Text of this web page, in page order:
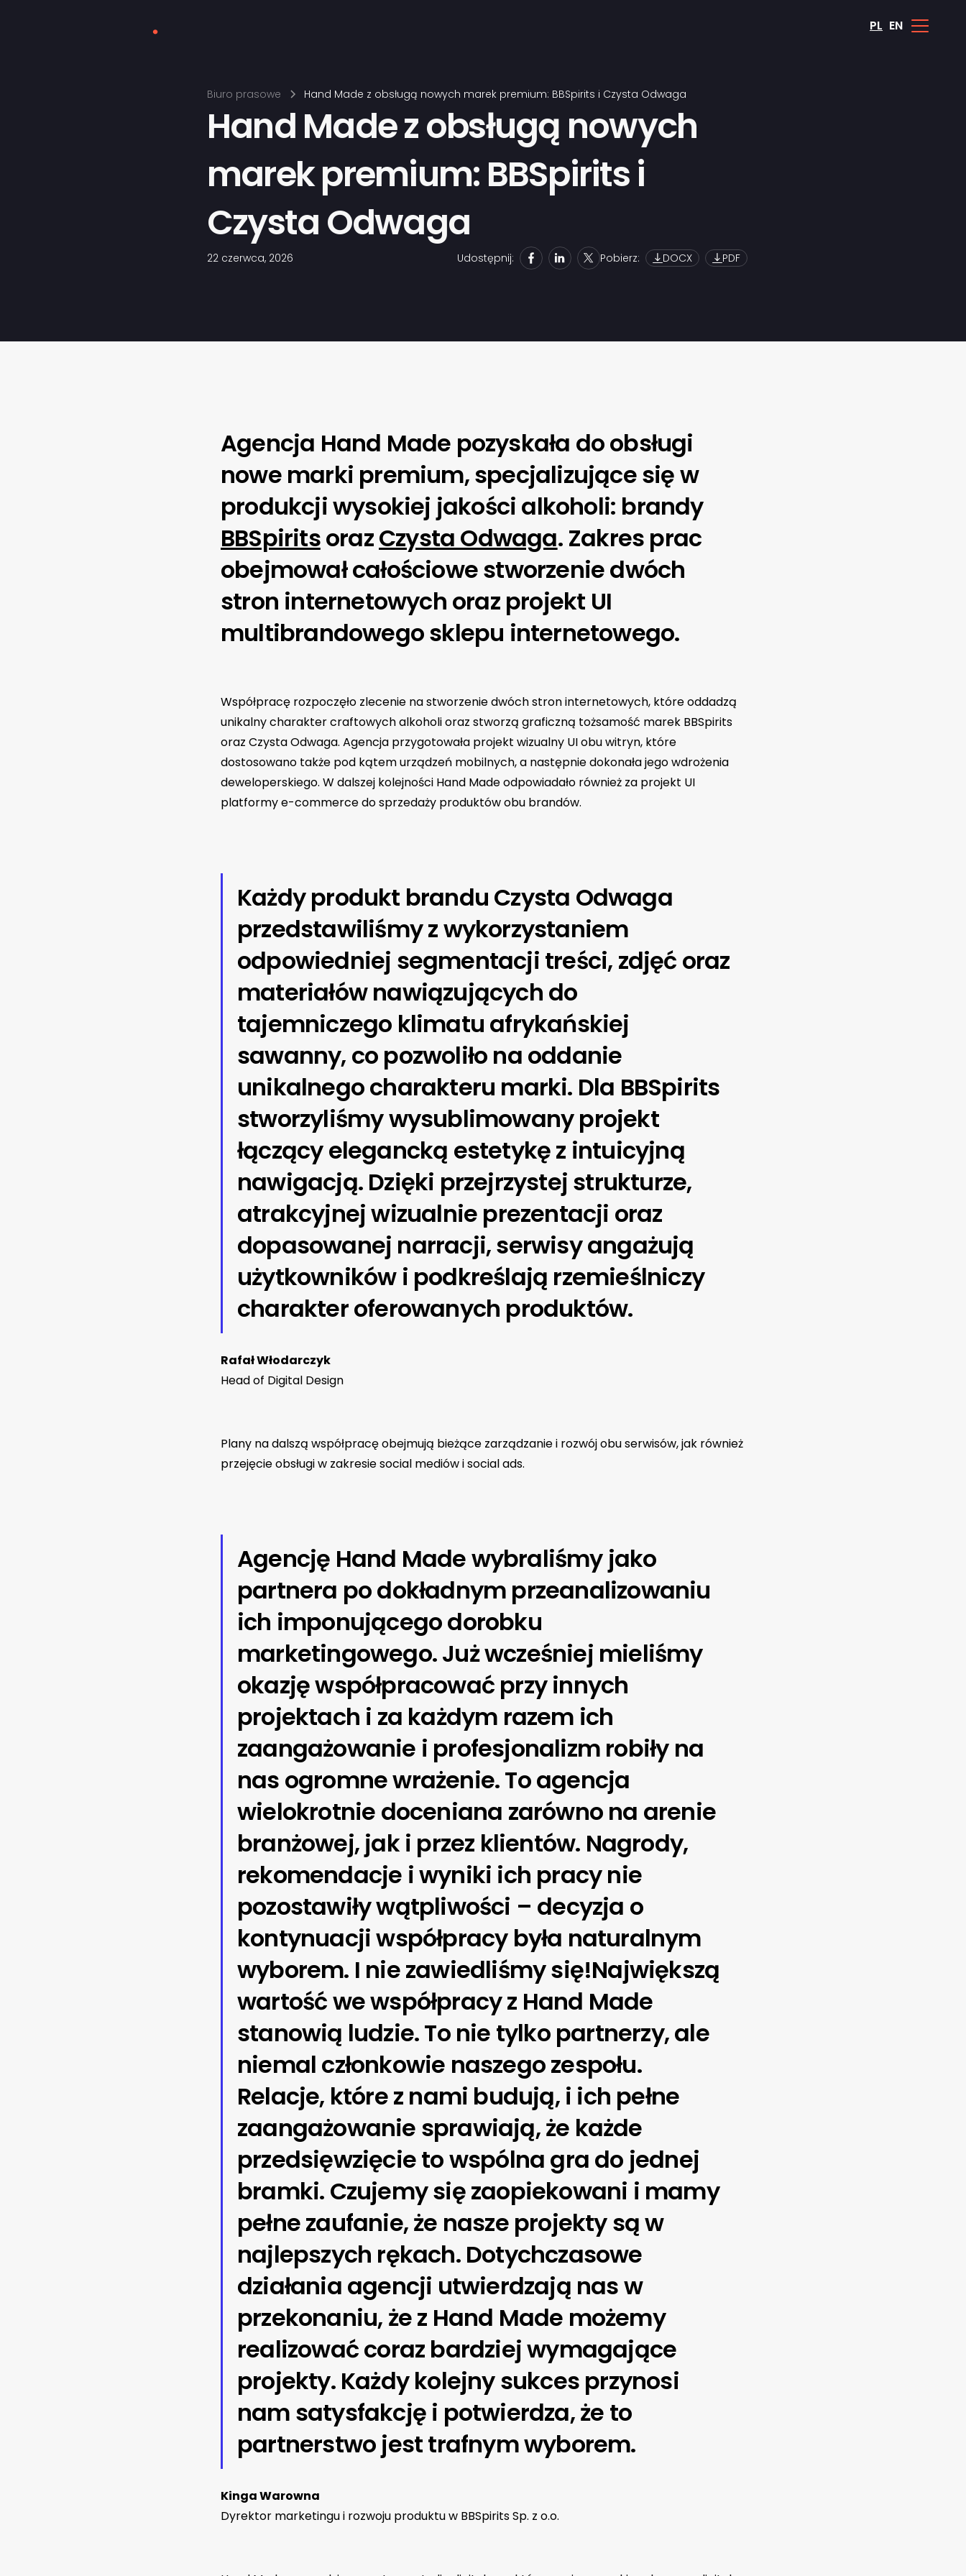
PL EN
Biuro prasowe Hand Made z obsługą nowych marek premium: BBSpirits i Czysta Odwaga
Hand Made z obsługą nowych
marek premium: BBSpirits i
Czysta Odwaga
22 czerwca, 2026 Udostępnij: Pobierz: DOCX PDF
Agencja Hand Made pozyskała do obsługi
nowe marki premium, specjalizujące się w
produkcji wysokiej jakości alkoholi: brandy
BBSpiritsorazCzysta Odwaga. Zakres prac
obejmował całościowe stworzenie dwóch
stron internetowych oraz projekt UI
multibrandowego sklepu internetowego.
Współpracę rozpoczęło zlecenie na stworzenie dwóch stron internetowych, które oddadzą
unikalny charakter craftowych alkoholi oraz stworzą graficzną tożsamość marek BBSpirits
oraz Czysta Odwaga. Agencja przygotowała projekt wizualny UI obu witryn, które
dostosowano także pod kątem urządzeń mobilnych, a następnie dokonała jego wdrożenia
deweloperskiego. W dalszej kolejności Hand Made odpowiadało również za projekt UI
platformy e-commerce do sprzedaży produktów obu brandów.
Każdy produkt brandu Czysta Odwaga
przedstawiliśmy z wykorzystaniem
odpowiedniej segmentacji treści, zdjęć oraz
materiałów nawiązujących do
tajemniczego klimatu afrykańskiej
sawanny, co pozwoliło na oddanie
unikalnego charakteru marki. Dla BBSpirits
stworzyliśmy wysublimowany projekt
łączący elegancką estetykę z intuicyjną
nawigacją. Dzięki przejrzystej strukturze,
atrakcyjnej wizualnie prezentacji oraz
dopasowanej narracji, serwisy angażują
użytkowników i podkreślają rzemieślniczy
charakter oferowanych produktów.
Rafał Włodarczyk
Head of Digital Design
Plany na dalszą współpracę obejmują bieżące zarządzanie i rozwój obu serwisów, jak również
przejęcie obsługi w zakresie social mediów i social ads.
Agencję Hand Made wybraliśmy jako
partnera po dokładnym przeanalizowaniu
ich imponującego dorobku
marketingowego. Już wcześniej mieliśmy
okazję współpracować przy innych
projektach i za każdym razem ich
zaangażowanie i profesjonalizm robiły na
nas ogromne wrażenie. To agencja
wielokrotnie doceniana zarówno na arenie
branżowej, jak i przez klientów. Nagrody,
rekomendacje i wyniki ich pracy nie
pozostawiły wątpliwości – decyzja o
kontynuacji współpracy była naturalnym
wyborem. I nie zawiedliśmy się!Największą
wartość we współpracy z Hand Made
stanowią ludzie. To nie tylko partnerzy, ale
niemal członkowie naszego zespołu.
Relacje, które z nami budują, i ich pełne
zaangażowanie sprawiają, że każde
przedsięwzięcie to wspólna gra do jednej
bramki. Czujemy się zaopiekowani i mamy
pełne zaufanie, że nasze projekty są w
najlepszych rękach. Dotychczasowe
działania agencji utwierdzają nas w
przekonaniu, że z Hand Made możemy
realizować coraz bardziej wymagające
projekty. Każdy kolejny sukces przynosi
nam satysfakcję i potwierdza, że to
partnerstwo jest trafnym wyborem.
Kinga Warowna
Dyrektor marketingu i rozwoju produktu w BBSpirits Sp. z o.o.